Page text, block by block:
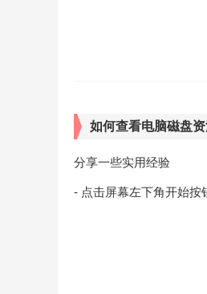
如何查看电脑磁盘
分享一些实用经验
- 点击屏幕左下角开始按